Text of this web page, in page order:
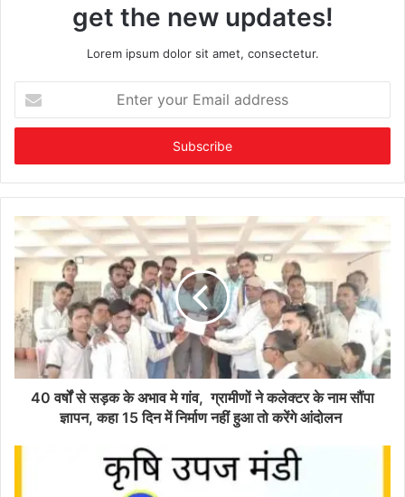
get the new updates!
Lorem ipsum dolor sit amet, consectetur.
your
Email
40 वर्षों से सड़क के अभाव मे गांव, ग्रामीणों ने कलेक्टर के नाम सौंपा
ज्ञापन, कहा 15 दिन में निर्माण नहीं हुआ तो करेंगे आंदोलन